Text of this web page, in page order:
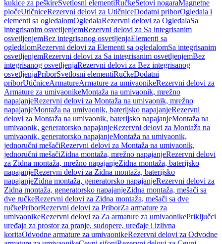
kukice za peškireSvetlosni elementiRučkeSetovi nogaraMagnetne
pločeUtičniceRezervni delovi za UtičniceDodatni priborOgledala i
elementi sa ogledalomOgledalaRezervni delovi za OgledalaSa
integrisanim osvetljenjemRezervni delovi za Sa integrisanim
osvetljenjemBez integrisanog osvetljenjaElementi sa
ogledalomRezervni delovi za Elementi sa ogledalomSa integrisanim
osvetljenjemRezervni delovi za Sa integrisanim osvetljenjemBez
integrisanog osvetljenjaRezervni delovi za Bez integrisanog
osvetljenjaPriborSvetlosni elementiRučkeDodatni
priborUtičniceArmatureArmature za umivaonikeRezervni delovi za
Armature za umivaonikeMontaža na umivaonik, mrežno
napajanjeRezervni delovi za Montaža na umivaonik, mrežno
napajanjeMontaža na umivaonik, baterijsko napajanjeRezervni
delovi za Montaža na umivaonik, baterijsko napajanjeMontaža na
umivaonik, generatorsko napajanjeRezervni delovi za Montaža na
umivaonik, generatorsko napajanjeMontaža na umivaonik,
jednoručni mešačiRezervni delovi za Montaža na umivaonik,
jednoručni mešačiZidna montaža, mrežno napajanjeRezervni delovi
za Zidna montaža, mrežno napajanjeZidna montaža, baterijsko
napajanjeRezervni delovi za Zidna montaža, baterijsko
napajanjeZidna montaža, generatorsko napajanjeRezervni delovi za
Zidna montaža, generatorsko napajanjeZidna montaža, mešači sa
dve ručkeRezervni delovi za Zidna montaža, mešači sa dve
ručkePriborRezervni delovi za PriborZa armature za
umivaonikeRezervni delovi za Za armature za umivaonikePriključci
uređaja za prostor za pranje, sudopere, uređaje i izlivna
koritaOdvodne armature za umivaonikeRezervni delovi za Odvodne